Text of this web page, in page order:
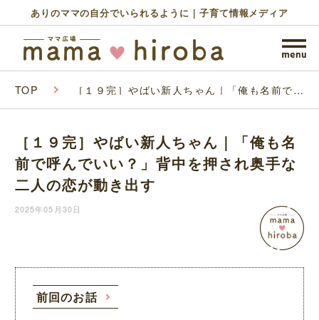
ありのママの自分でいられるように｜子育て情報メディア
TOP ［１９完］やばい新人ちゃん｜「俺も名前で呼
き出す
［１９完］やばい新人ちゃん｜「俺も名
前で呼んでいい？」背中を押され奥手な
二人の恋が動き出す
2025年05月30日
前回のお話